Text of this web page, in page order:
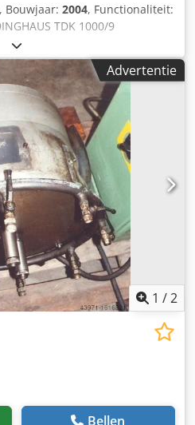
, Bouwjaar: 2004, Functionaliteit:
TDK 1000/9
profiel: 1000 x 420
Cedpfx Afozc I Iyswjha
90 graden: rond: 510 mm
x 510 mm Capaciteit 60
Capaciteit 60 graden: vlak: 500
graden: rond: 510 mm
(670) x 510 mm
Advertentie
1 /2
Bellen